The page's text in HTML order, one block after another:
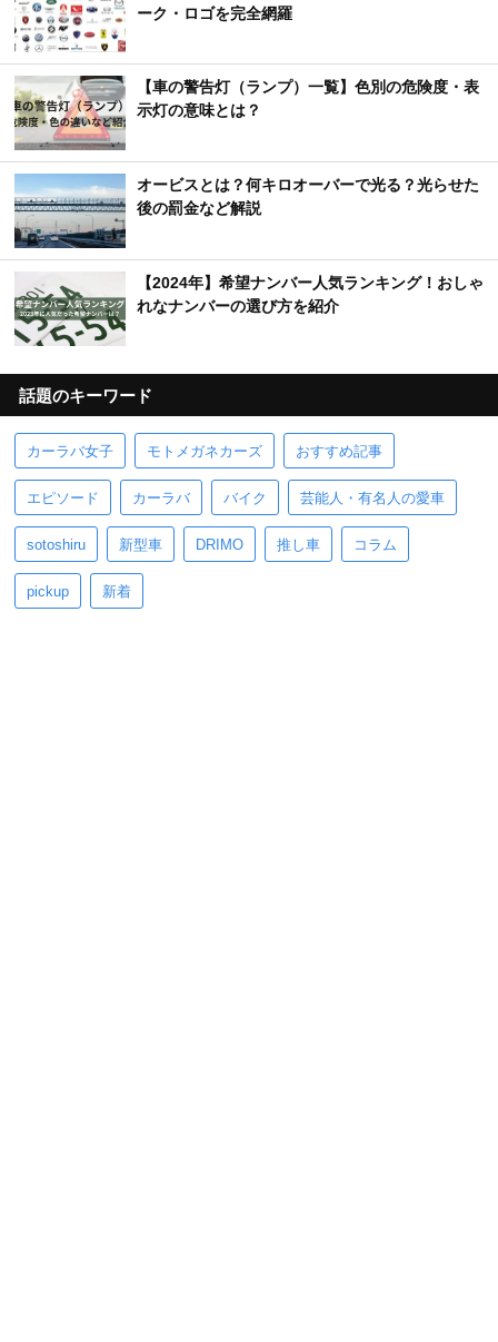
ーク・ロゴを完全網羅
【車の警告灯（ランプ）一覧】色別の危険度・表
示灯の意味とは？
オービスとは？何キロオーバーで光る？光らせた
後の罰金など解説
【2024年】希望ナンバー人気ランキング！おしゃ
れなナンバーの選び方を紹介
話題のキーワード
カーラバ女子 モトメガネカーズ おすすめ記事
エピソード カーラバ バイク 芸能人・有名人の愛車
sotoshiru 新型車 DRIMO 推し車 コラム
pickup 新着